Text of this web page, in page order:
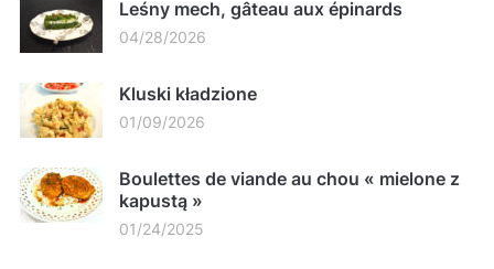
Leśny mech, gâteau aux épinards
04/28/2026
Kluski kładzione
01/09/2026
Boulettes de viande au chou « mielone z
kapustą »
01/24/2025